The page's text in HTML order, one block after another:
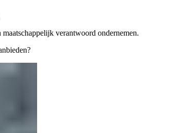
verantwoord ondernemen.